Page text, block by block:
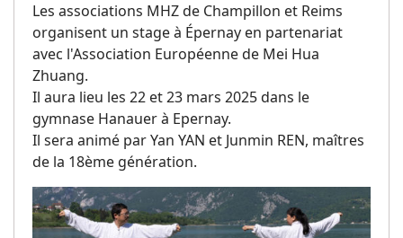
Les associations MHZ de Champillon et Reims
organisent un stage à Épernay en partenariat
avec l'Association Européenne de Mei Hua
Zhuang.
Il aura lieu les 22 et 23 mars 2025 dans le
gymnase Hanauer à Epernay.
Il sera animé par Yan YAN et Junmin REN, maîtres
de la 18ème génération.